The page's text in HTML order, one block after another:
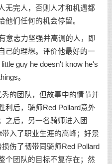
无完人，否则人才和机遇都
他们任何的机会停留。
志力坚强并高调的人，即
己的理想。评价他最好的一
guy he doesn't know he's
。
的团队，但故事中的情节并
利后，骑师Red Pollard意外
之后，另一名骑师进入团
入了职业生涯的高峰；好景
伤了韧带同骑师Red Pollard
个团队的目标不复存在；然